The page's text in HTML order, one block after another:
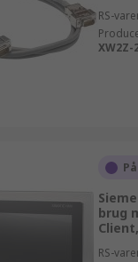
RS-
XW2Z-
brug
RS-